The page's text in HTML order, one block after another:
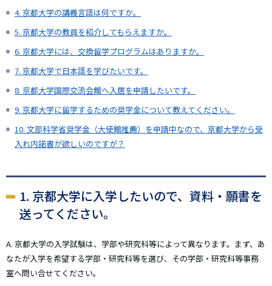
4. 京都大学の講義言語は何ですか。
5. 京都大学の教員を紹介してもらえますか。
6. 京都大学には、交換留学プログラムはありますか。
7. 京都大学で日本語を学びたいです。
8. 京都大学国際交流会館へ入居を申請したいです。
9. 京都大学に留学するための奨学金について教えてください。
10. 文部科学省奨学金（大使館推薦）を申請中なので、京都大学から受
入れ内諾書が欲しいのですが？
1. 京都大学に入学したいので、資料・願書を
送ってください。
A. 京都大学の入学試験は、学部や研究科等によって異なります。まず、あ
なたが入学を希望する学部・研究科等を選び、その学部・研究科等事務
室へ問い合せてください。